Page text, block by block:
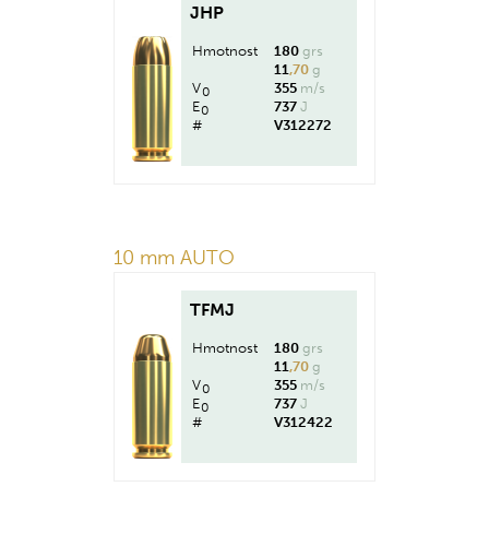
JHP
Hmotnost 180 grs
11 ,70 g
V0 355 m/s
E0 737 J
#
V312272
10 mm AUTO
TFMJ
Hmotnost 180 grs
11 ,70 g
V0 355 m/s
E0 737 J
#
V312422